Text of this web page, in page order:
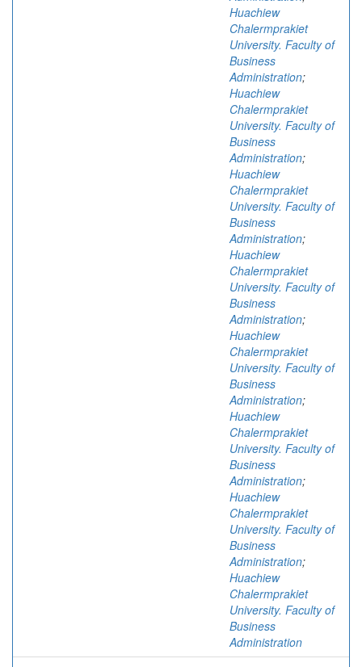
Huachiew
Chalermprakiet
University. Faculty of
Business
Administration;
Huachiew
Chalermprakiet
University. Faculty of
Business
Administration;
Huachiew
Chalermprakiet
University. Faculty of
Business
Administration;
Huachiew
Chalermprakiet
University. Faculty of
Business
Administration;
Huachiew
Chalermprakiet
University. Faculty of
Business
Administration;
Huachiew
Chalermprakiet
University. Faculty of
Business
Administration;
Huachiew
Chalermprakiet
University. Faculty of
Business
Administration;
Huachiew
Chalermprakiet
University. Faculty of
Business
Administration